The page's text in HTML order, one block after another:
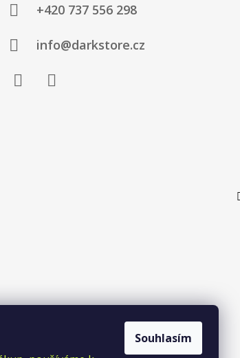
Souhlasím
+420 737 556 298
info@darkstore.cz